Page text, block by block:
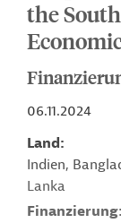
the
06.11.2024
Land
Indien,
Lanka
Finanzierung